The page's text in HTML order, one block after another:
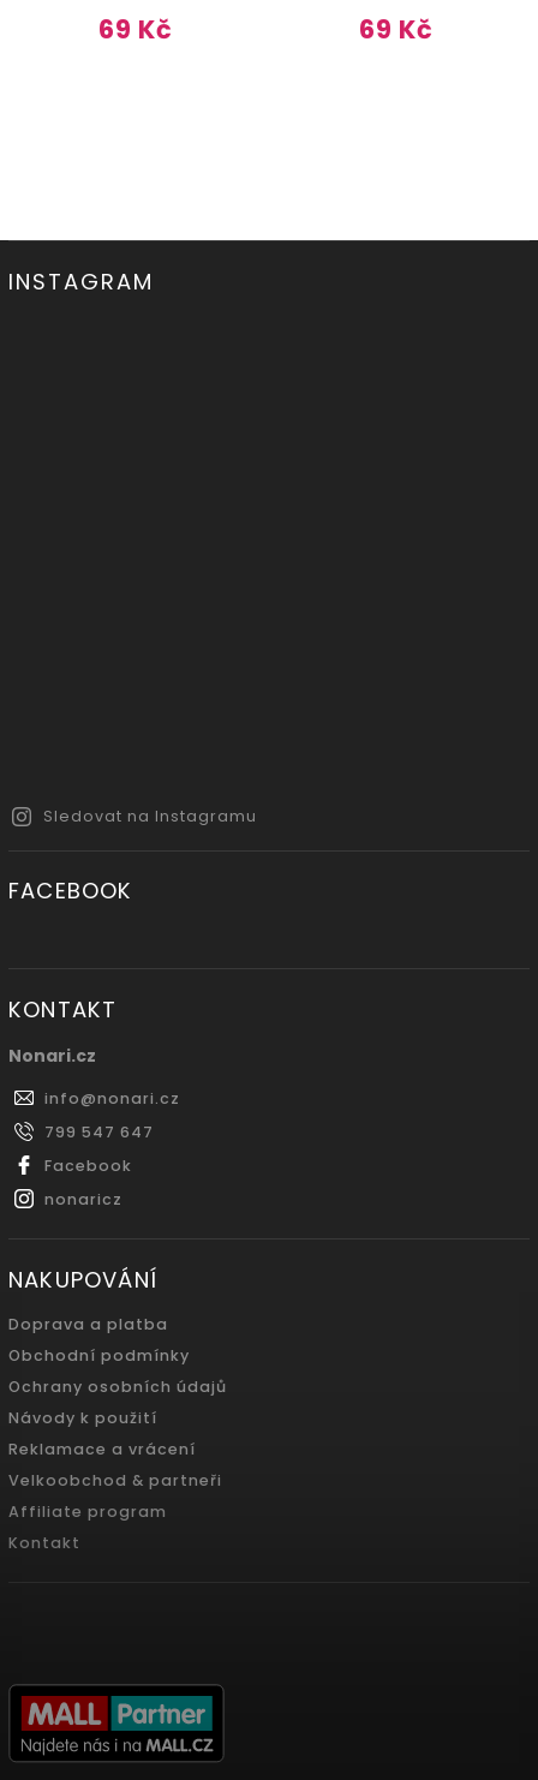
69 Kč 69 Kč
INSTAGRAM
Sledovat na Instagramu
FACEBOOK
KONTAKT
Nonari.cz
info@nonari.cz
799 547 647
Facebook
nonaricz
NAKUPOVÁNÍ
Doprava a platba
Obchodní podmínky
Ochrany osobních údajů
Návody k použití
Reklamace a vrácení
Velkoobchod & partneři
Affiliate program
Kontakt